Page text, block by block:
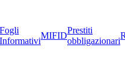
Fogli
Informativi
MIFID
Prestiti
obbligazionari